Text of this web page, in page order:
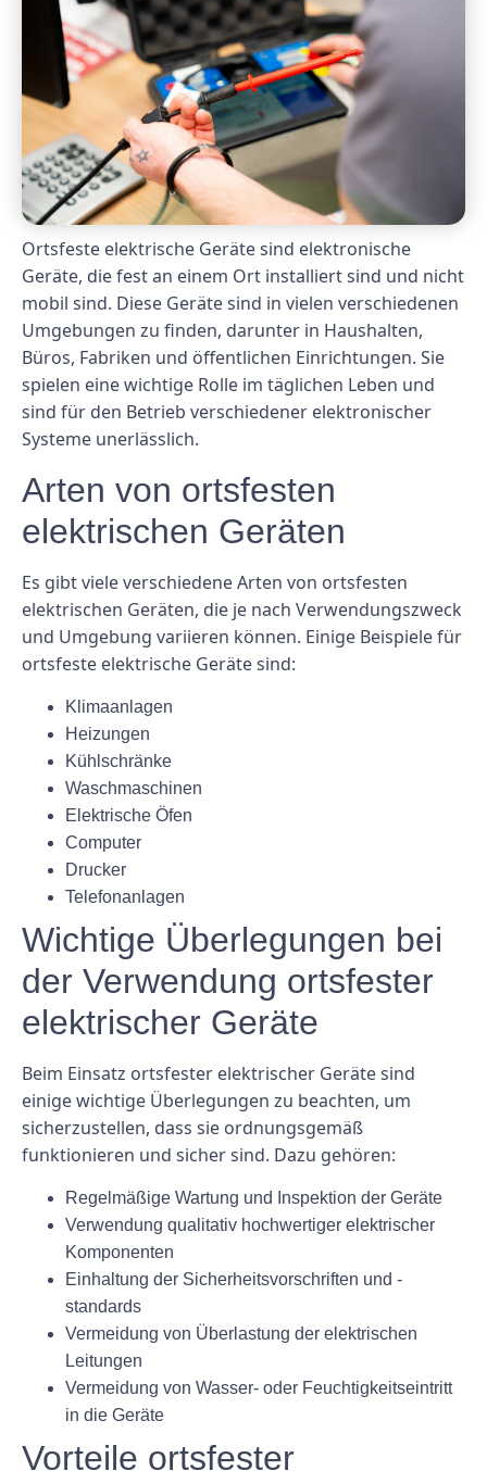
Ortsfeste elektrische Geräte sind elektronische
Geräte, die fest an einem Ort installiert sind und nicht
mobil sind. Diese Geräte sind in vielen verschiedenen
Umgebungen zu finden, darunter in Haushalten,
Büros, Fabriken und öffentlichen Einrichtungen. Sie
spielen eine wichtige Rolle im täglichen Leben und
sind für den Betrieb verschiedener elektronischer
Systeme unerlässlich.
Arten von ortsfesten
elektrischen Geräten
Es gibt viele verschiedene Arten von ortsfesten
elektrischen Geräten, die je nach Verwendungszweck
und Umgebung variieren können. Einige Beispiele für
ortsfeste elektrische Geräte sind:
Klimaanlagen
Heizungen
Kühlschränke
Waschmaschinen
Elektrische Öfen
Computer
Drucker
Telefonanlagen
Wichtige Überlegungen bei
der Verwendung ortsfester
elektrischer Geräte
Beim Einsatz ortsfester elektrischer Geräte sind
einige wichtige Überlegungen zu beachten, um
sicherzustellen, dass sie ordnungsgemäß
funktionieren und sicher sind. Dazu gehören:
Regelmäßige Wartung und Inspektion der Geräte
Verwendung qualitativ hochwertiger elektrischer
Komponenten
Einhaltung der Sicherheitsvorschriften und -
standards
Vermeidung von Überlastung der elektrischen
Leitungen
Vermeidung von Wasser- oder Feuchtigkeitseintritt
in die Geräte
Vorteile ortsfester